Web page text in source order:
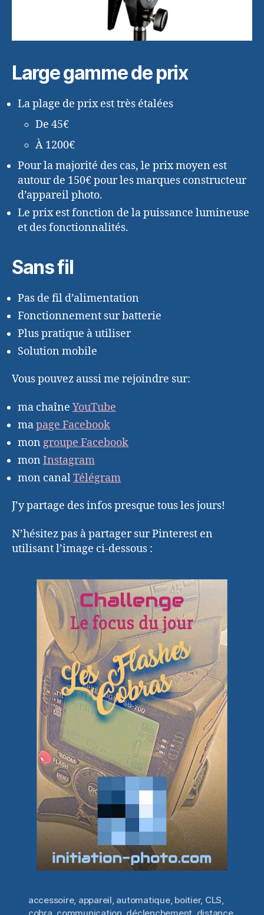
Large gamme de prix
La plage de prix est très étalées
De 45€
À 1200€
Pour la majorité des cas, le prix moyen est
autour de 150€ pour les marques constructeur
d’appareil photo.
Le prix est fonction de la puissance lumineuse
et des fonctionnalités.
Sans fil
Pas de fil d’alimentation
Fonctionnement sur batterie
Plus pratique à utiliser
Solution mobile
Vous pouvez aussi me rejoindre sur:
ma chaîne YouTube
mapage Facebook
mon groupe Facebook
mon Instagram
mon canalTélégram
J’y partage des infos presque tous les jours!
N’hésitez pas à partager sur Pinterest en
utilisant l’image ci-dessous :
accessoire, appareil, automatique, boitier, CLS,